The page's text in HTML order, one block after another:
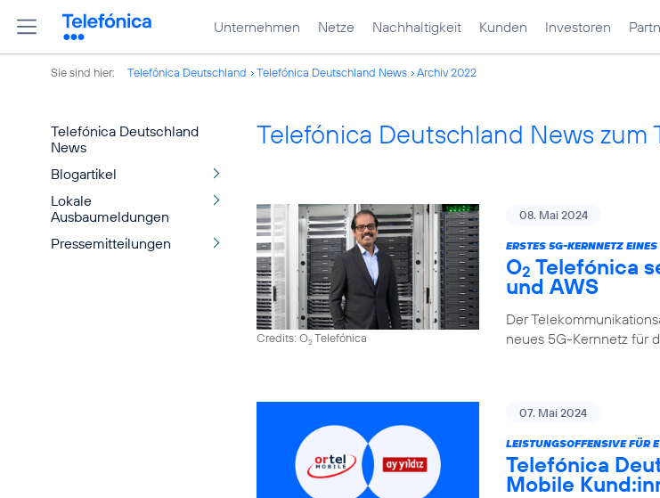
Unternehmen Netze Nachhaltigkeit Kunden Investoren
Sie sind hier: Telefónica Deutschland Telefónica Deutschland News Archiv 2022
Telefónica Deutschland
News
Blogartikel
Lokale
Ausbaumeldungen
Pressemitteilungen
Telefónica Deutschland News zum
Credits: O2Telefónica
08. Mai 2024
ERSTES 5G-KERNNETZ
O2 Telefónica
und AWS
Der
neues 5G-Kernnetz für
07. Mai 2024
LEISTUNGSOFFENSIVE FÜR
Telefónica
Mobile